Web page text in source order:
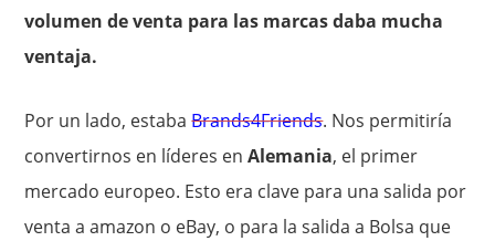
volumen de venta para las marcas daba mucha
ventaja.
Por un lado, estabaBrands4Friends. Nos permitiría
convertirnos en líderes enAlemania, el primer
mercado europeo. Esto era clave para una salida por
venta a amazon o eBay, o para la salida a Bolsa que